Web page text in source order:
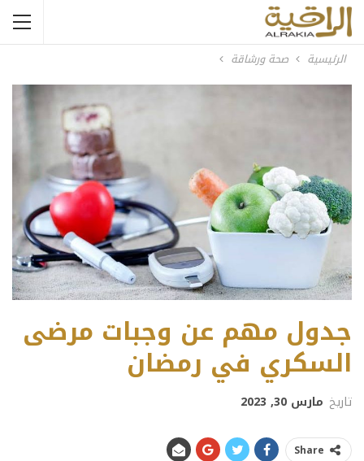
الرئيسية صحة ورشاقة
جدول مهم عن وجبات مرضى
السكري في رمضان
تاريخ مارس 30, 2023
Share